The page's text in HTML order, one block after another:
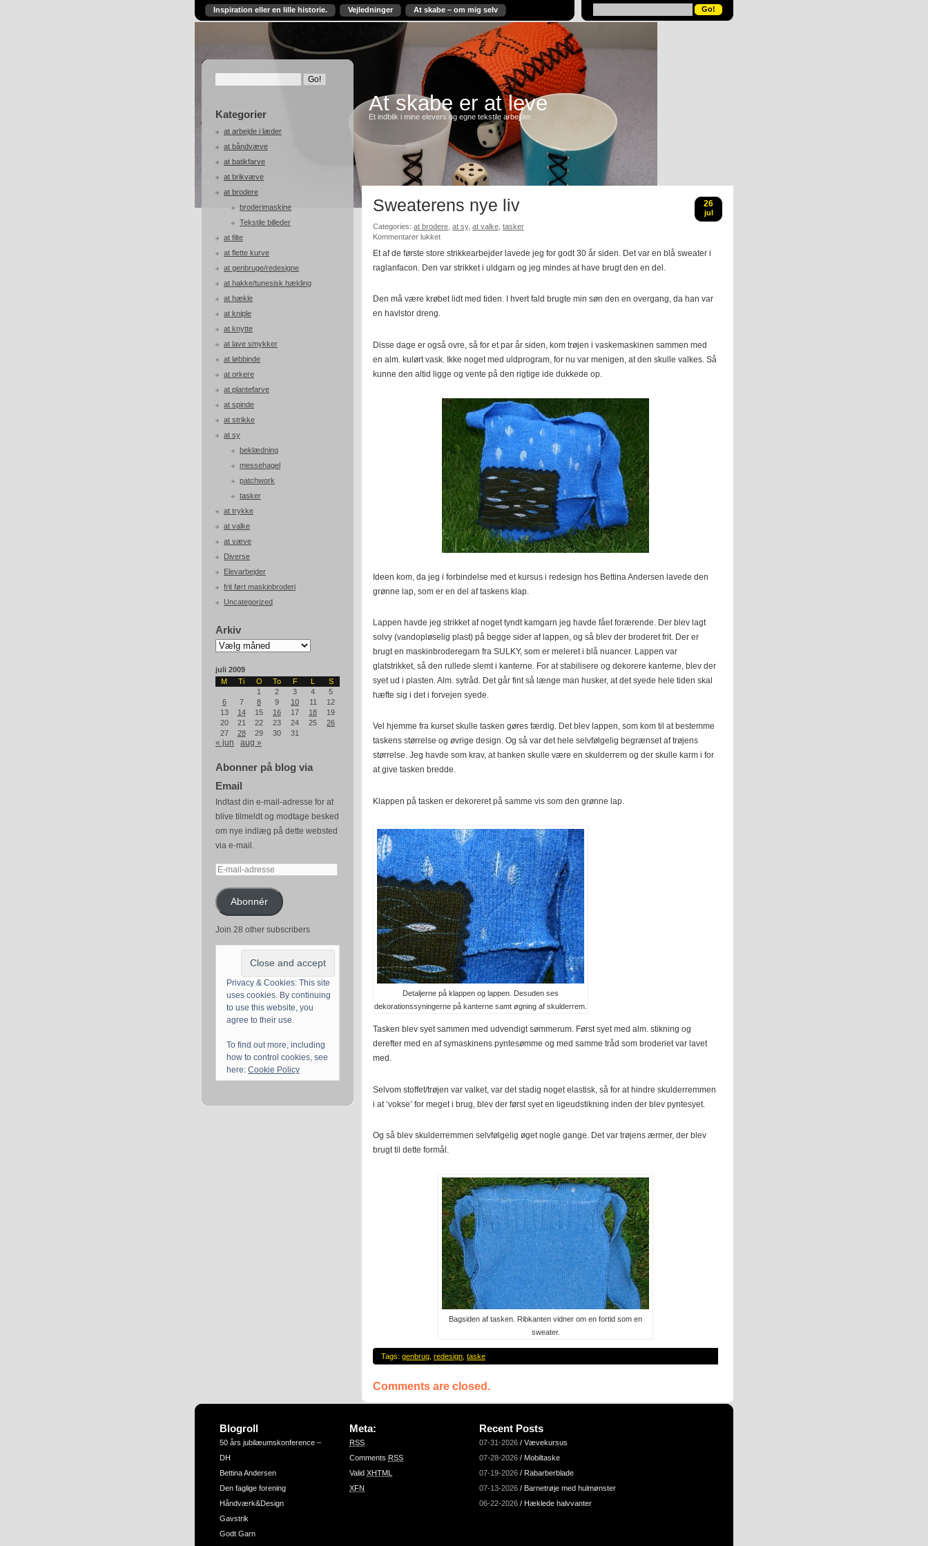
Inspiration eller en lille historie. Vejledninger At skabe – om mig selv
Kategorier
at arbejde i læder
at båndvæve
at batikfarve
at brikvæve
at brodere
broderimaskine
Tekstile billeder
at filte
at flette kurve
at genbruge/redesigne
at hakke/tunesisk hækling
at hækle
at kniple
at knytte
at lave smykker
at løbbinde
at orkere
at plantefarve
at spinde
at strikke
at sy
beklædning
messehagel
patchwork
tasker
at trykke
at valke
at væve
Diverse
Elevarbejder
frit ført maskinbroderi
Uncategorized
Arkiv
Arkiv
juli 2009
M
Ti O To F L
S
1
2 3 4
5
6
7 8 9 10 11
12
13
14 15 16 17 18
19
20
21 22 23 24 25
26
27
28 29 30 31
« jun aug »
Abonner på blog via
Email
Indtast din e-mail-adresse for at
blive tilmeldt og modtage besked
om nye indlæg på dette websted
via e-mail.
E-
adresseAbonnér
Join 28 other subscribers
Privacy & Cookies: This site
uses cookies. By continuing
to use this website, you
agree to their use.
To find out more, including
how to control cookies, see
here: Cookie Policy
At skabe er at leve
Et indblik i mine elevers og egne tekstile arbejder.
Sweaterens nye liv 26
jul
Categories: at brodere at sy, at valke tasker
Kommentarer lukkettil
nye
liv
Et af de første store strikkearbejder lavede jeg for godt 30 år siden. Det var en blå sweater i
raglanfacon. Den var strikket i uldgarn og jeg mindes at have brugt den en del.
Den må være krøbet lidt med tiden. I hvert fald brugte min søn den en overgang, da han var
en havlstor dreng.
Disse dage er også ovre, så for et par år siden, kom trøjen i vaskemaskinen sammen med
en alm. kulørt vask. Ikke noget med uldprogram, for nu var menigen, at den skulle valkes. Så
kunne den altid ligge og vente på den rigtige ide dukkede op.
Ideen kom, da jeg i forbindelse med et kursus i redesign hos Bettina Andersen lavede den
grønne lap, som er en del af taskens klap.
Lappen havde jeg strikket af noget tyndt kamgarn jeg havde fået forærende. Der blev lagt
solvy (vandopløselig plast) på begge sider af lappen, og så blev der broderet frit. Der er
brugt en maskinbroderegarn fra SULKY, som er meleret i blå nuancer. Lappen var
glatstrikket, så den rullede slemt i kanterne. For at stabilisere og dekorere kanterne, blev der
syet ud i plasten. Alm. sytråd. Det går fint så længe man husker, at det syede hele tiden skal
hæfte sig i det i forvejen syede.
Vel hjemme fra kurset skulle tasken gøres færdig. Det blev lappen, som kom til at bestemme
taskens størrelse og øvrige design. Og så var det hele selvfølgelig begrænset af trøjens
størrelse. Jeg havde som krav, at hanken skulle være en skulderrem og der skulle karm i for
at give tasken bredde.
Klappen på tasken er dekoreret på samme vis som den grønne lap.
Detaljerne på klappen og lappen. Desuden ses
dekorationssyningerne på kanterne samt øgning af skulderrem.
Tasken blev syet sammen med udvendigt sømmerum. Først syet med alm. stikning og
derefter med en af symaskinens pyntesømme og med samme tråd som broderiet var lavet
med.
Selvom stoffet/trøjen var valket, var det stadig noget elastisk, så for at hindre skulderremmen
i at ‘vokse’ for meget i brug, blev der først syet en ligeudstikning inden der blev pyntesyet.
Og så blev skulderremmen selvfølgelig øget nogle gange. Det var trøjens ærmer, der blev
brugt til dette formål.
Bagsiden af tasken. Ribkanten vidner om en fortid som en
sweater.
Tags: genbrug redesign taske
Comments are closed.
Blogroll
50 års jubilæumskonference –
DH
Bettina Andersen
Den faglige forening
Håndværk&Design
Gavstrik
Godt Garn
Meta:
RSS
Comments RSS
Valid XHTML
XFN
Recent Posts
07-31-2026 / Vævekursus
07-28-2026 / Mobiltaske
07-19-2026 / Rabarberblade
07-13-2026 / Barnetrøje med hulmønster
06-22-2026 / Hæklede halvvanter